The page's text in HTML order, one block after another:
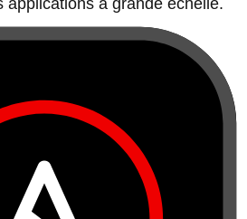
applications à grande échelle.